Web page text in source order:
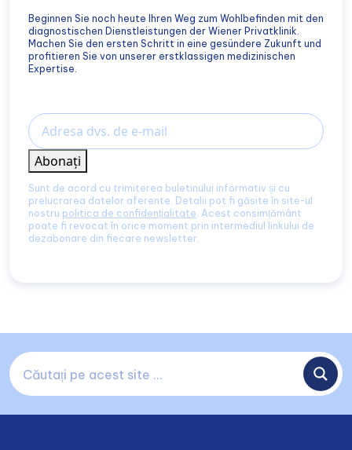
Beginnen Sie noch heute Ihren Weg zum Wohlbefinden mit den
diagnostischen Dienstleistungen der Wiener Privatklinik.
Machen Sie den ersten Schritt in eine gesündere Zukunft und
profitieren Sie von unserer erstklassigen medizinischen
Expertise.
Email
Abonați
Sunt de acord cu trimiterea buletinului informativ și cu
prelucrarea datelor aferente. Detalii pot fi găsite în site-ul
nostru politica de confidențialitate. Acest consimțământ
poate fi revocat în orice moment prin intermediul linkului de
dezabonare din fiecare newsletter.